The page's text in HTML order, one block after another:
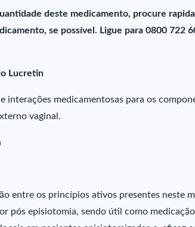
deste medicamento, procure
se possível. Ligue para 0800 722
Lucretin
interações medicamentosas para os
vaginal.
entre os princípios ativos presentes neste
pós episiotomia, sendo útil como